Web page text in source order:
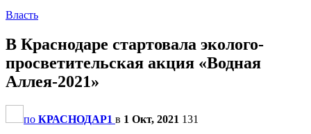
Власть
В Краснодаре стартовала эколого-
просветительская акция «Водная
Аллея-2021»
по КРАСНОДАР1 в 1 Окт, 2021 131